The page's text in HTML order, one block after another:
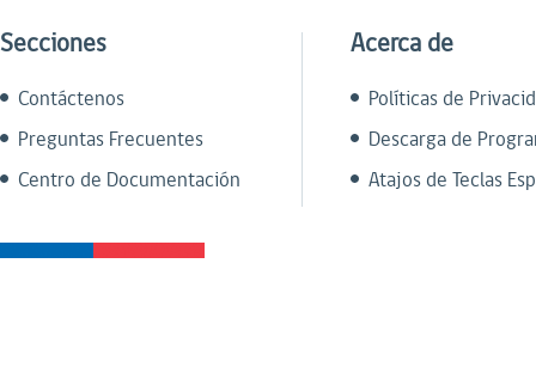
Secciones
Contáctenos
Preguntas Frecuentes
Centro de Documentación
Acerca de
Políticas de
Descarga de
Atajos de Teclas